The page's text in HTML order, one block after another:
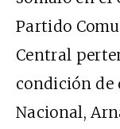
Partido
Central
condición de
Nacional,